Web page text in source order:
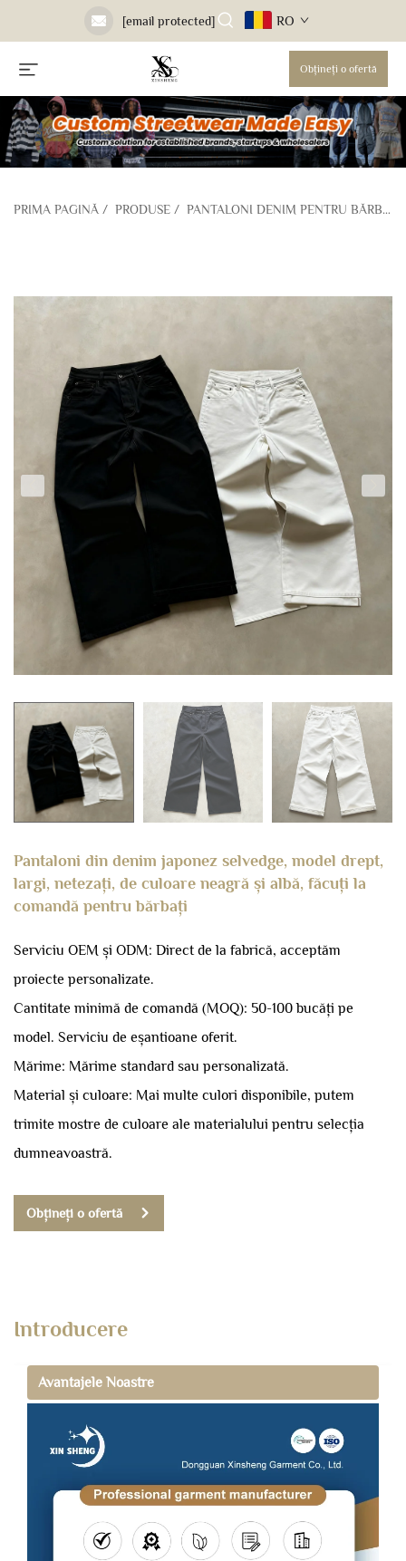
[email protected] RO
Obțineți o ofertă
PRIMA PAGINĂ / PRODUSE / PANTALONI DENIM PENTRU BĂRBAȚI
Pantaloni din denim japonez selvedge, model drept,
largi, netezați, de culoare neagră și albă, făcuți la
comandă pentru bărbați
Serviciu OEM și ODM: Direct de la fabrică, acceptăm
proiecte personalizate.
Cantitate minimă de comandă (MOQ): 50-100 bucăți pe
model. Serviciu de eșantioane oferit.
Mărime: Mărime standard sau personalizată.
Material și culoare: Mai multe culori disponibile, putem
trimite mostre de culoare ale materialului pentru selecția
dumneavoastră.
Obțineți o ofertă
Introducere
Avantajele Noastre